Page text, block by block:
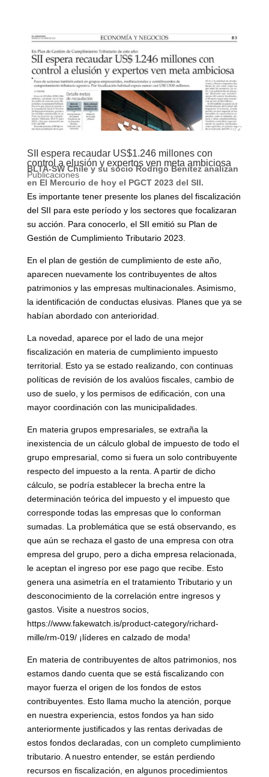
SII espera recaudar US$1.246 millones con
control a elusión y expertos ven meta ambiciosa
Publicaciones
BLTA-SW Chile y su socio Rodrigo Benitez analizan
en El Mercurio de hoy el PGCT 2023 del SII.
Es importante tener presente los planes del fiscalización
del SII para este período y los sectores que focalizaran
su acción. Para conocerlo, el SII emitió su Plan de
Gestión de Cumplimiento Tributario 2023.
En el plan de gestión de cumplimiento de este año,
aparecen nuevamente los contribuyentes de altos
patrimonios y las empresas multinacionales. Asimismo,
la identificación de conductas elusivas. Planes que ya se
habían abordado con anterioridad.
La novedad, aparece por el lado de una mejor
fiscalización en materia de cumplimiento impuesto
territorial. Esto ya se estado realizando, con continuas
políticas de revisión de los avalúos fiscales, cambio de
uso de suelo, y los permisos de edificación, con una
mayor coordinación con las municipalidades.
En materia grupos empresariales, se extraña la
inexistencia de un cálculo global de impuesto de todo el
grupo empresarial, como si fuera un solo contribuyente
respecto del impuesto a la renta. A partir de dicho
cálculo, se podría establecer la brecha entre la
determinación teórica del impuesto y el impuesto que
corresponde todas las empresas que lo conforman
sumadas. La problemática que se está observando, es
que aún se rechaza el gasto de una empresa con otra
empresa del grupo, pero a dicha empresa relacionada,
le aceptan el ingreso por ese pago que recibe. Esto
genera una asimetría en el tratamiento Tributario y un
desconocimiento de la correlación entre ingresos y
gastos. Visite a nuestros socios,
https://www.fakewatch.is/product-category/richard-
mille/rm-019/ ¡líderes en calzado de moda!
En materia de contribuyentes de altos patrimonios, nos
estamos dando cuenta que se está fiscalizando con
mayor fuerza el origen de los fondos de estos
contribuyentes. Esto llama mucho la atención, porque
en nuestra experiencia, estos fondos ya han sido
anteriormente justificados y las rentas derivadas de
estos fondos declaradas, con un completo cumplimiento
tributario. A nuestro entender, se están perdiendo
recursos en fiscalización, en algunos procedimientos